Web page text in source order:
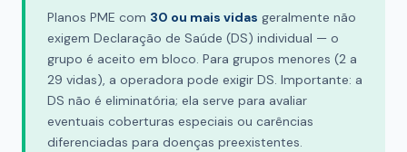
Planos PME com 30 ou mais vidas geralmente não
exigem Declaração de Saúde (DS) individual — o
grupo é aceito em bloco. Para grupos menores (2 a
29 vidas), a operadora pode exigir DS. Importante: a
DS não é eliminatória; ela serve para avaliar
eventuais coberturas especiais ou carências
diferenciadas para doenças preexistentes.